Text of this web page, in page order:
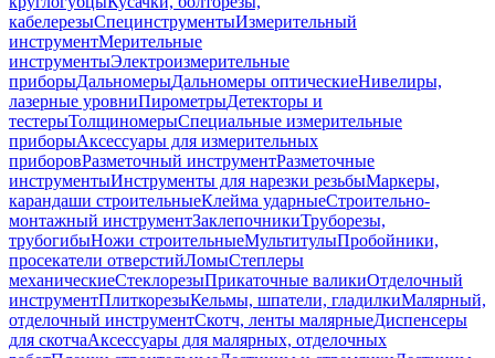
кабелерезыСпецинструментыИзмерительный
инструментМерительные
инструментыЭлектроизмерительные
приборыДальномерыДальномеры оптическиеНивелиры,
лазерные уровниПирометрыДетекторы и
тестерыТолщиномерыСпециальные измерительные
приборыАксессуары для измерительных
приборовРазметочный инструментРазметочные
инструментыИнструменты для нарезки резьбыМаркеры,
карандаши строительныеКлейма ударныеСтроительно-
монтажный инструментЗаклепочникиТруборезы,
трубогибыНожи строительныеМультитулыПробойники,
просекатели отверстийЛомыСтеплеры
механическиеСтеклорезыПрикаточные валикиОтделочный
инструментПлиткорезыКельмы, шпатели, гладилкиМалярный,
отделочный инструментСкотч, ленты малярныеДиспенсеры
для скотчаАксессуары для малярных, отделочных